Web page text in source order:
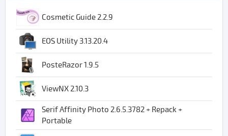
Cosmetic Guide 2.2.9
EOS Utility 3.13.20.4
PosteRazor 1.9.5
ViewNX 2.10.3
Serif Affinity Photo 2.6.5.3782 + Repack +
Portable